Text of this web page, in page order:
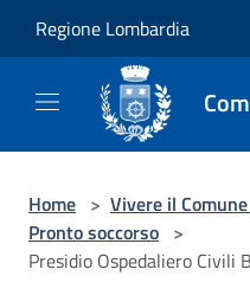
Regione Lombardia
Home > Vivere il Comune
Pronto soccorso >
Presidio Ospedaliero Civili